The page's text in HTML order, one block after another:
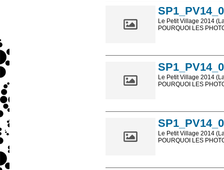
Le Petit Village 2014
POURQUOI LES
Le Petit Village 2014
POURQUOI LES
Le Petit Village 2014
POURQUOI LES